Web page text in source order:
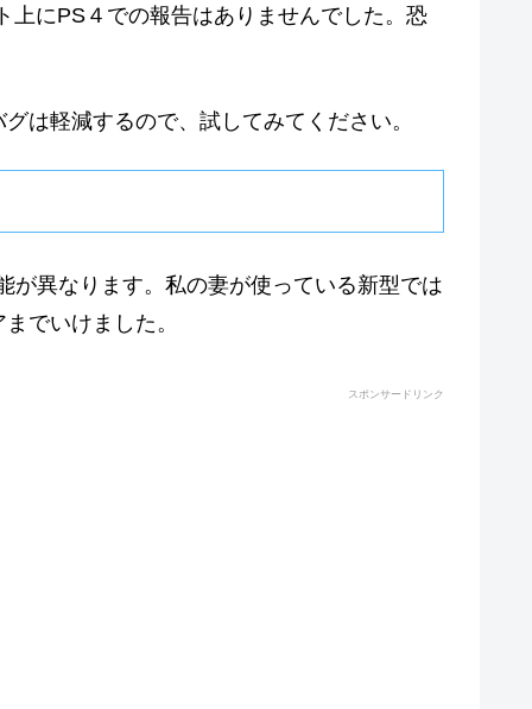
上にPS４での報告はありませんでした。恐
は軽減するので、試してみてください。
が異なります。私の妻が使っている新型では
でいけました。
スポンサードリンク